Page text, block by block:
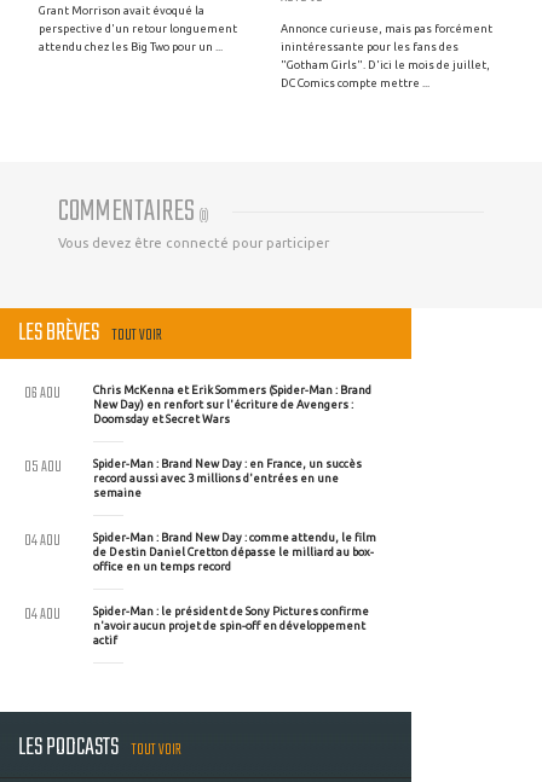
Grant Morrison avait évoqué la
perspective d'un retour longuement
attendu chez les Big Two pour un ...
Annonce curieuse, mais pas forcément
inintéressante pour les fans des
"Gotham Girls". D'ici le mois de juillet,
DC Comics compte mettre ...
COMMENTAIRES (0)
Vous devez être connecté pour participer
LES BRÈVES TOUT VOIR
Chris McKenna et Erik Sommers (Spider-Man : Brand
New Day) en renfort sur l'écriture de Avengers :
Doomsday et Secret Wars
06 AOU
Spider-Man : Brand New Day : en France, un succès
record aussi avec 3 millions d'entrées en une
semaine
05 AOU
Spider-Man : Brand New Day : comme attendu, le film
de Destin Daniel Cretton dépasse le milliard au box-
office en un temps record
04 AOU
Spider-Man : le président de Sony Pictures confirme
n'avoir aucun projet de spin-off en développement
actif
04 AOU
LES PODCASTS TOUT VOIR